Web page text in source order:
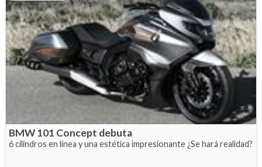
BMW 101 Concept debuta
6 cilindros en línea y una estética impresionante ¿Se hará realidad?